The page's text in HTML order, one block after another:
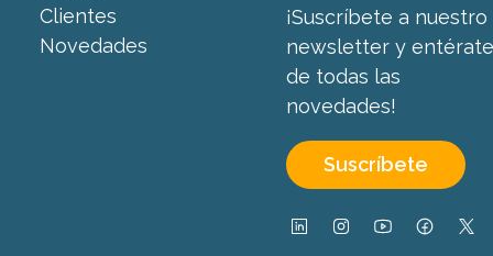
Clientes
Novedades
¡Suscríbete a nuestro
newsletter y entérate
de todas las
novedades!
Suscríbete